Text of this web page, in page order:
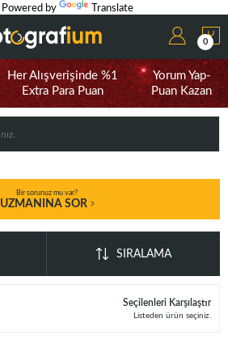
Powered by Translate
0
Her Alışverişinde %1
Extra Para Puan
Yorum Yap-
Puan Kazan
Bir sorunuz mu var?
UZMANINA SOR
SIRALAMA
Seçilenleri Karşılaştır
Listeden ürün seçiniz.